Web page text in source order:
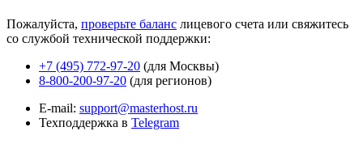
Пожалуйста, проверьте баланс лицевого счета или свяжитесь
со службой технической поддержки:
+7 (495) 772-97-20 (для Москвы)
8-800-200-97-20 (для регионов)
E-mail: support@masterhost.ru
Техподдержка в Telegram